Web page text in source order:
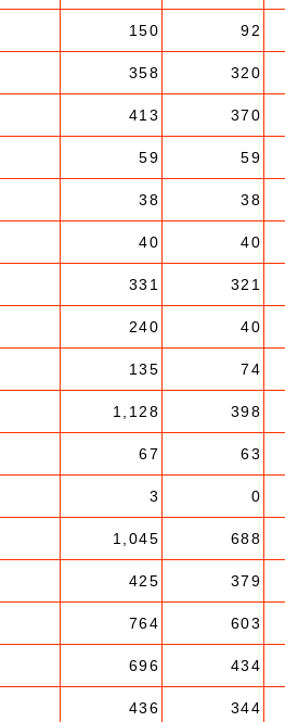
150 92
358 320
413 370
59 59
38 38
40 40
331 321
240 40
135 74
1,128 398
67 63
3 0
1,045 688
425 379
764 603
696 434
436 344